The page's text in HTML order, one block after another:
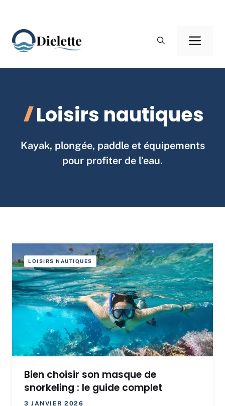
contenu
Loisirs nautiques
Kayak, plongée, paddle et équipements
pour profiter de l’eau.
LOISIRS NAUTIQUES
Bien choisir son masque de
snorkeling : le guide complet
3 JANVIER 2026